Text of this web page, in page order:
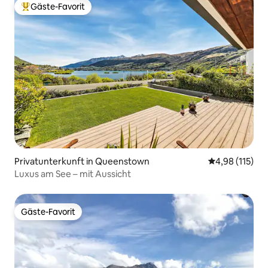
Beliebter Gäste-Favorit.
Gäste-Favorit
Privatunterkunft in Queenstown
4,98 (115)
Luxus am See – mit Aussicht
Gäste-Favorit
Gäste-Favorit